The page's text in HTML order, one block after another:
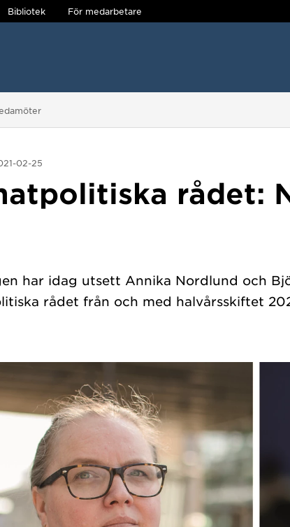
Bibliotek För medarbetare
02-25
rådet:
har idag utsett Annika Nordlund och